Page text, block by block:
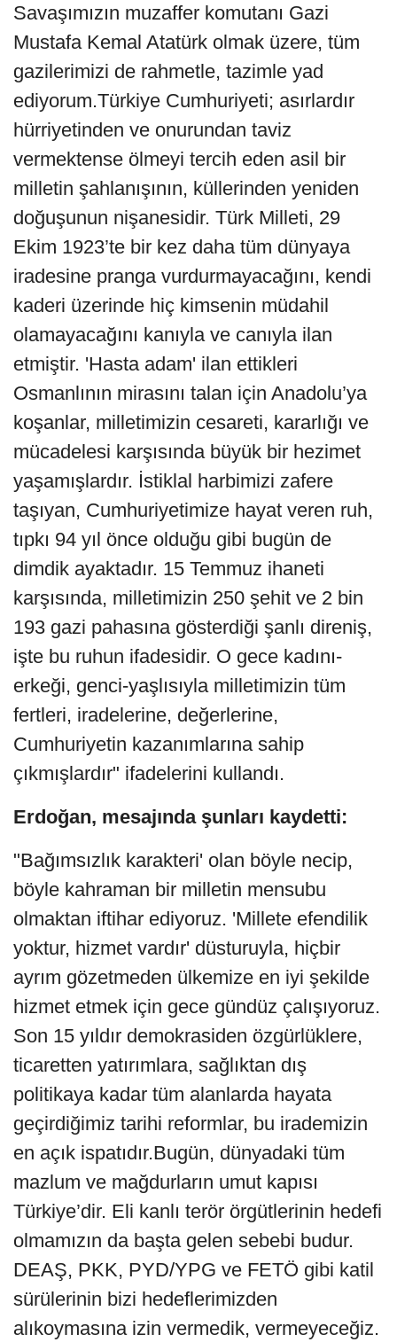
Savaşımızın muzaffer komutanı Gazi
Mustafa Kemal Atatürk olmak üzere, tüm
gazilerimizi de rahmetle, tazimle yad
ediyorum.Türkiye Cumhuriyeti; asırlardır
hürriyetinden ve onurundan taviz
vermektense ölmeyi tercih eden asil bir
milletin şahlanışının, küllerinden yeniden
doğuşunun nişanesidir. Türk Milleti, 29
Ekim 1923’te bir kez daha tüm dünyaya
iradesine pranga vurdurmayacağını, kendi
kaderi üzerinde hiç kimsenin müdahil
olamayacağını kanıyla ve canıyla ilan
etmiştir. 'Hasta adam' ilan ettikleri
Osmanlının mirasını talan için Anadolu’ya
koşanlar, milletimizin cesareti, kararlığı ve
mücadelesi karşısında büyük bir hezimet
yaşamışlardır. İstiklal harbimizi zafere
taşıyan, Cumhuriyetimize hayat veren ruh,
tıpkı 94 yıl önce olduğu gibi bugün de
dimdik ayaktadır. 15 Temmuz ihaneti
karşısında, milletimizin 250 şehit ve 2 bin
193 gazi pahasına gösterdiği şanlı direniş,
işte bu ruhun ifadesidir. O gece kadını-
erkeği, genci-yaşlısıyla milletimizin tüm
fertleri, iradelerine, değerlerine,
Cumhuriyetin kazanımlarına sahip
çıkmışlardır" ifadelerini kullandı.
Erdoğan, mesajında şunları kaydetti:
"Bağımsızlık karakteri' olan böyle necip,
böyle kahraman bir milletin mensubu
olmaktan iftihar ediyoruz. 'Millete efendilik
yoktur, hizmet vardır' düsturuyla, hiçbir
ayrım gözetmeden ülkemize en iyi şekilde
hizmet etmek için gece gündüz çalışıyoruz.
Son 15 yıldır demokrasiden özgürlüklere,
ticaretten yatırımlara, sağlıktan dış
politikaya kadar tüm alanlarda hayata
geçirdiğimiz tarihi reformlar, bu irademizin
en açık ispatıdır.Bugün, dünyadaki tüm
mazlum ve mağdurların umut kapısı
Türkiye’dir. Eli kanlı terör örgütlerinin hedefi
olmamızın da başta gelen sebebi budur.
DEAŞ, PKK, PYD/YPG ve FETÖ gibi katil
sürülerinin bizi hedeflerimizden
alıkoymasına izin vermedik, vermeyeceğiz.